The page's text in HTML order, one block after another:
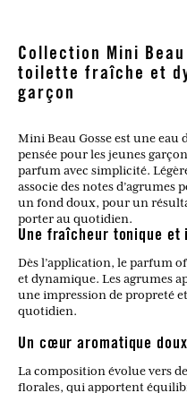
Collection Mini
toilette fraîche et
garçon
Mini Beau Gosse est une
pensée pour les jeunes
parfum avec simplicité.
associe des notes
un fond doux, pour un
porter au quotidien.
Une fraîcheur tonique et
Dès l’application, le parfum
et dynamique. Les agrumes
une impression de propreté
quotidien.
Un cœur aromatique
La composition évolue vers
florales, qui apportent